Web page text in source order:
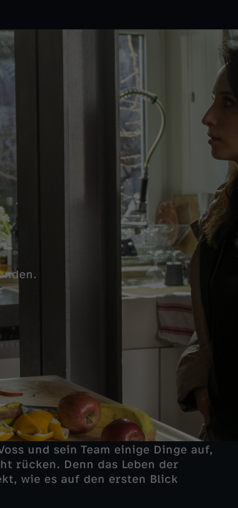
und sein Team einige Dinge auf,
rücken. Denn das Leben der
wie es auf den ersten Blick